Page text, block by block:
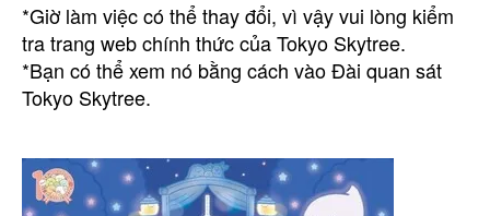
*Giờ làm việc có thể thay đổi, vì vậy vui lòng kiểm
tra trang web chính thức của Tokyo Skytree.
*Bạn có thể xem nó bằng cách vào Đài quan sát
Tokyo Skytree.